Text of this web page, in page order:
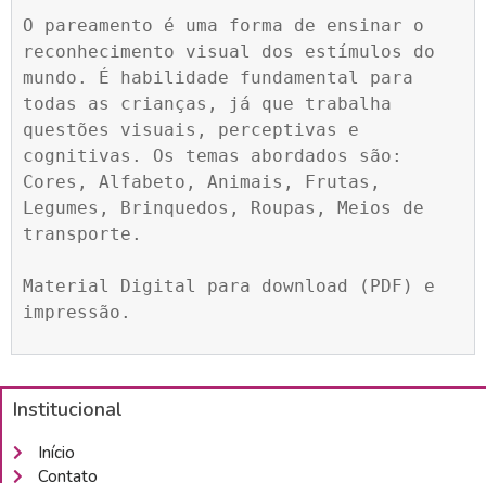
O pareamento é uma forma de ensinar o
reconhecimento visual dos estímulos do
mundo. É habilidade fundamental para
todas as crianças, já que trabalha
questões visuais, perceptivas e
cognitivas. Os temas abordados são:
Cores, Alfabeto, Animais, Frutas,
Legumes, Brinquedos, Roupas, Meios de
transporte.
Material Digital para download (PDF) e
impressão.
Institucional
Início
Contato